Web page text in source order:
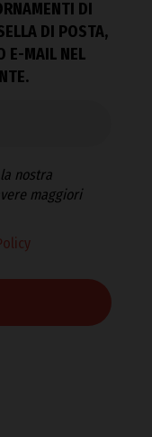
DI
DI POSTA,
E-MAIL NEL
nostra
maggiori